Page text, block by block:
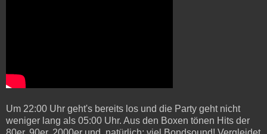
Um 22:00 Uhr geht's bereits los und die Party geht nicht
weniger lang als 05:00 Uhr. Aus den Boxen tönen Hits der